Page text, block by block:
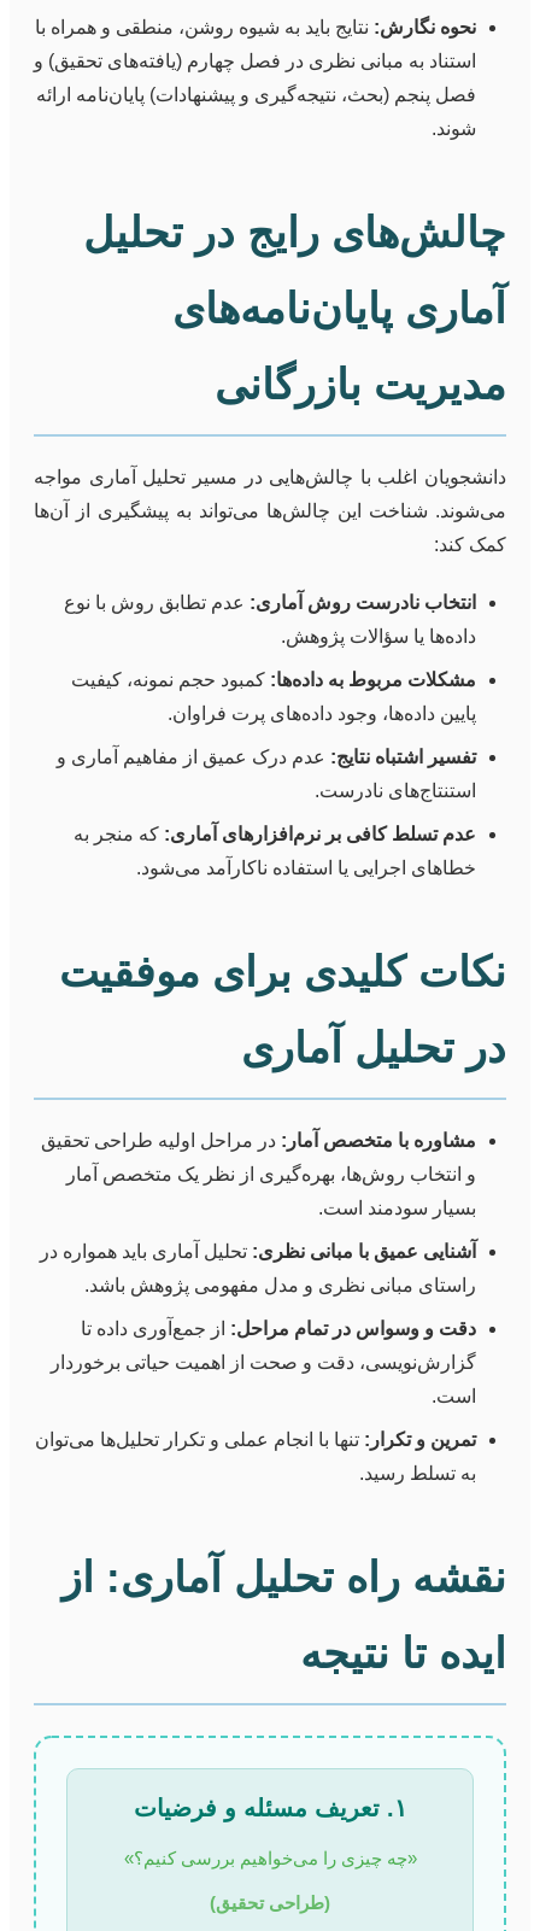
نحوه نگارش: نتایج باید به شیوه روشن، منطقی و همراه با
استناد به مبانی نظری در فصل چهارم (یافته‌های تحقیق) و
فصل پنجم (بحث، نتیجه‌گیری و پیشنهادات) پایان‌نامه ارائه
شوند.
چالش‌های رایج در تحلیل
آماری پایان‌نامه‌های
مدیریت بازرگانی
دانشجویان اغلب با چالش‌هایی در مسیر تحلیل آماری مواجه
می‌شوند. شناخت این چالش‌ها می‌تواند به پیشگیری از آن‌ها
کمک کند:
انتخاب نادرست روش آماری: عدم تطابق روش با نوع
داده‌ها یا سؤالات پژوهش.
مشکلات مربوط به داده‌ها: کمبود حجم نمونه، کیفیت
پایین داده‌ها، وجود داده‌های پرت فراوان.
تفسیر اشتباه نتایج: عدم درک عمیق از مفاهیم آماری و
استنتاج‌های نادرست.
عدم تسلط کافی بر نرم‌افزارهای آماری: که منجر به
خطاهای اجرایی یا استفاده ناکارآمد می‌شود.
نکات کلیدی برای موفقیت
در تحلیل آماری
مشاوره با متخصص آمار: در مراحل اولیه طراحی تحقیق
و انتخاب روش‌ها، بهره‌گیری از نظر یک متخصص آمار
بسیار سودمند است.
آشنایی عمیق با مبانی نظری: تحلیل آماری باید همواره در
راستای مبانی نظری و مدل مفهومی پژوهش باشد.
دقت و وسواس در تمام مراحل: از جمع‌آوری داده تا
گزارش‌نویسی، دقت و صحت از اهمیت حیاتی برخوردار
است.
تمرین و تکرار: تنها با انجام عملی و تکرار تحلیل‌ها می‌توان
به تسلط رسید.
نقشه راه تحلیل آماری: از
ایده تا نتیجه
۱. تعریف مسئله و فرضیات
«چه چیزی را می‌خواهیم بررسی کنیم؟»
(طراحی تحقیق)